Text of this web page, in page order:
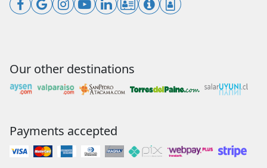
Our other destinations
Payments accepted